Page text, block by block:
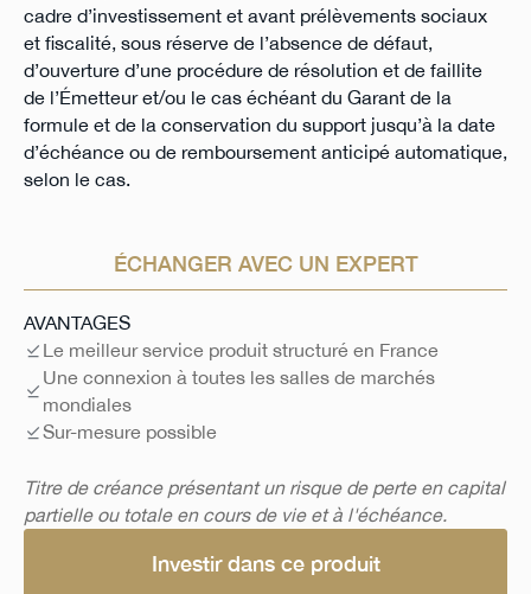
cadre d’investissement et avant prélèvements sociaux
et fiscalité, sous réserve de l’absence de défaut,
d’ouverture d’une procédure de résolution et de faillite
de l’Émetteur et/ou le cas échéant du Garant de la
formule et de la conservation du support jusqu’à la date
d’échéance ou de remboursement anticipé automatique,
selon le cas.
ÉCHANGER AVEC UN EXPERT
AVANTAGES
Le meilleur service produit structuré en France
Une connexion à toutes les salles de marchés
mondiales
Sur-mesure possible
Titre de créance présentant un risque de perte en capital
partielle ou totale en cours de vie et à l'échéance.
Investir dans ce produit